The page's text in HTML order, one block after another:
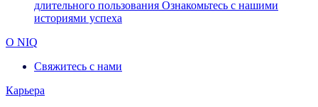
длительного пользования Ознакомьтесь с нашими
историями успеха
О NIQ
Свяжитесь с нами
Карьера